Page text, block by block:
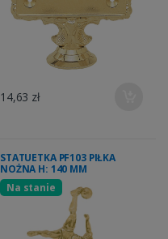
14,63 zł
STATUETKA PF103 PIŁKA
NOŻNA H: 140 MM
Na stanie